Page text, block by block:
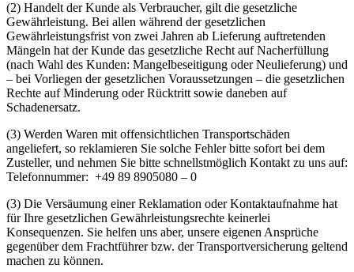
(2) Handelt der Kunde als Verbraucher, gilt die gesetzliche
Gewährleistung. Bei allen während der gesetzlichen
Gewährleistungsfrist von zwei Jahren ab Lieferung auftretenden
Mängeln hat der Kunde das gesetzliche Recht auf Nacherfüllung
(nach Wahl des Kunden: Mangelbeseitigung oder Neulieferung) und
– bei Vorliegen der gesetzlichen Voraussetzungen – die gesetzlichen
Rechte auf Minderung oder Rücktritt sowie daneben auf
Schadenersatz.
(3) Werden Waren mit offensichtlichen Transportschäden
angeliefert, so reklamieren Sie solche Fehler bitte sofort bei dem
Zusteller, und nehmen Sie bitte schnellstmöglich Kontakt zu uns auf:
Telefonnummer: +49 89 8905080 – 0
(3) Die Versäumung einer Reklamation oder Kontaktaufnahme hat
für Ihre gesetzlichen Gewährleistungsrechte keinerlei
Konsequenzen. Sie helfen uns aber, unsere eigenen Ansprüche
gegenüber dem Frachtführer bzw. der Transportversicherung geltend
machen zu können.